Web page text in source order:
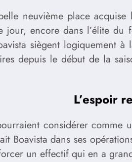
neuvième place
jour, encore dans l’élite
siègent logiquement
depuis le début de la
L’espoir
considérer
Boavista dans ses
un effectif qui en a